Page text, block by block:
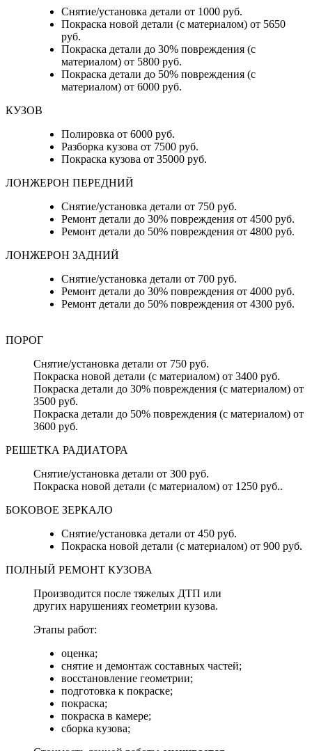
Снятие/установка детали от 1000 руб.
Покраска новой детали (с материалом) от 5650
руб.
Покраска детали до 30% повреждения (с
материалом) от 5800 руб.
Покраска детали до 50% повреждения (с
материалом) от 6000 руб.
КУЗОВ
Полировка от 6000 руб.
Разборка кузова от 7500 руб.
Покраска кузова от 35000 руб.
ЛОНЖЕРОН ПЕРЕДНИЙ
Снятие/установка детали от 750 руб.
Ремонт детали до 30% повреждения от 4500 руб.
Ремонт детали до 50% повреждения от 4800 руб.
ЛОНЖЕРОН ЗАДНИЙ
Снятие/установка детали от 700 руб.
Ремонт детали до 30% повреждения от 4000 руб.
Ремонт детали до 50% повреждения от 4300 руб.
ПОРОГ
Снятие/установка детали от 750 руб.
Покраска новой детали (с материалом) от 3400 руб.
Покраска детали до 30% повреждения (с материалом) от
3500 руб.
Покраска детали до 50% повреждения (с материалом) от
3600 руб.
РЕШЕТКА РАДИАТОРА
Снятие/установка детали от 300 руб.
Покраска новой детали (с материалом) от 1250 руб..
БОКОВОЕ ЗЕРКАЛО
Снятие/установка детали от 450 руб.
Покраска новой детали (с материалом) от 900 руб.
ПОЛНЫЙ РЕМОНТ КУЗОВА
Производится после тяжелых ДТП или
других нарушениях геометрии кузова.
Этапы работ:
оценка;
снятие и демонтаж составных частей;
восстановление геометрии;
подготовка к покраске;
покраска;
покраска в камере;
сборка кузова;